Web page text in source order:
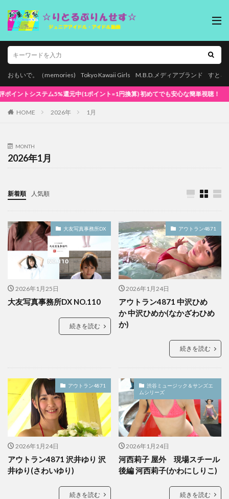
おもいで。（memories) Tokyo Kawaii Girls M.B.D.メディアブランド すとろ
元中(1ポイント=1円換算) 初めてでも安心な簡単視聴！
HOME 2026年 1月
MONTH
2026年1月
新着順 人気順
大友写真事務所DX
2026年1月25日
大友写真事務所DX NO.110
続きを読む
アウトラン4871
2026年1月24日
アウトラン4871 中沢ひめ
か 中沢ひめか(なかざわひめ
か)
続きを読む
アウトラン4871
2026年1月24日
アウトラン4871 沢井ゆり 沢
井ゆり(さわいゆり)
続きを読む
渋谷ミュージック＆サンズエ
ムシリーズ
2026年1月24日
河西莉子 屋外 現場スチール
後編 河西莉子(かわにしりこ)
続きを読む